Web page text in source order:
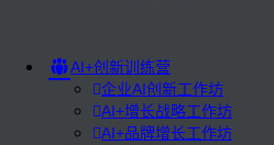
AI+创新训练营
企业AI创新工作坊
AI+增长战略工作坊
AI+品牌增长工作坊